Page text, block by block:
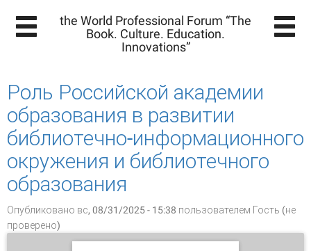
the World Professional Forum “The
Book. Culture. Education.
Innovations”
Роль Российской академии
образования в развитии
библиотечно-информационного
окружения и библиотечного
образования
Опубликовано вс, 08/31/2025 - 15:38 пользователем Гость (не
проверено)